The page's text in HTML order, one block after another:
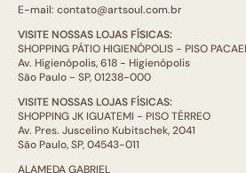
E-mail: contato@artsoul.com.br
VISITE NOSSAS LOJAS FÍSICAS:
SHOPPING PÁTIO HIGIENÓPOLIS - PISO
Av. Higienópolis, 618 - Higienópolis
São Paulo - SP, 01238-000
VISITE NOSSAS LOJAS FÍSICAS:
SHOPPING JK IGUATEMI - PISO TÉRREO
Av. Pres. Juscelino Kubitschek, 2041
São Paulo, SP, 04543-011
ALAMEDA GABRIEL